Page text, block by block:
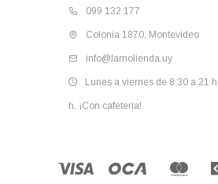
099 132 177
Colonia 1870, Montevideo
info@lamolienda.uy
Lunes a viernes de 8:30 a 21
h. ¡Con cafetería!